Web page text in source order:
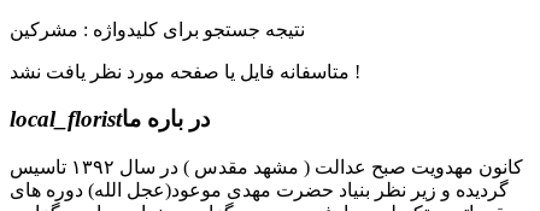
نتیجه جستجو برای کلیدواژه : مشرکین
متاسفانه فایل یا صفحه مورد نظر یافت نشد !
local_floristدر باره ما
کانون مهدویت صبح عدالت ( مشهد مقدس ) در سال ۱۳۹۲ تاسیس
گردیده و زیر نظر بنیاد حضرت مهدی موعود(عجل الله) دوره های